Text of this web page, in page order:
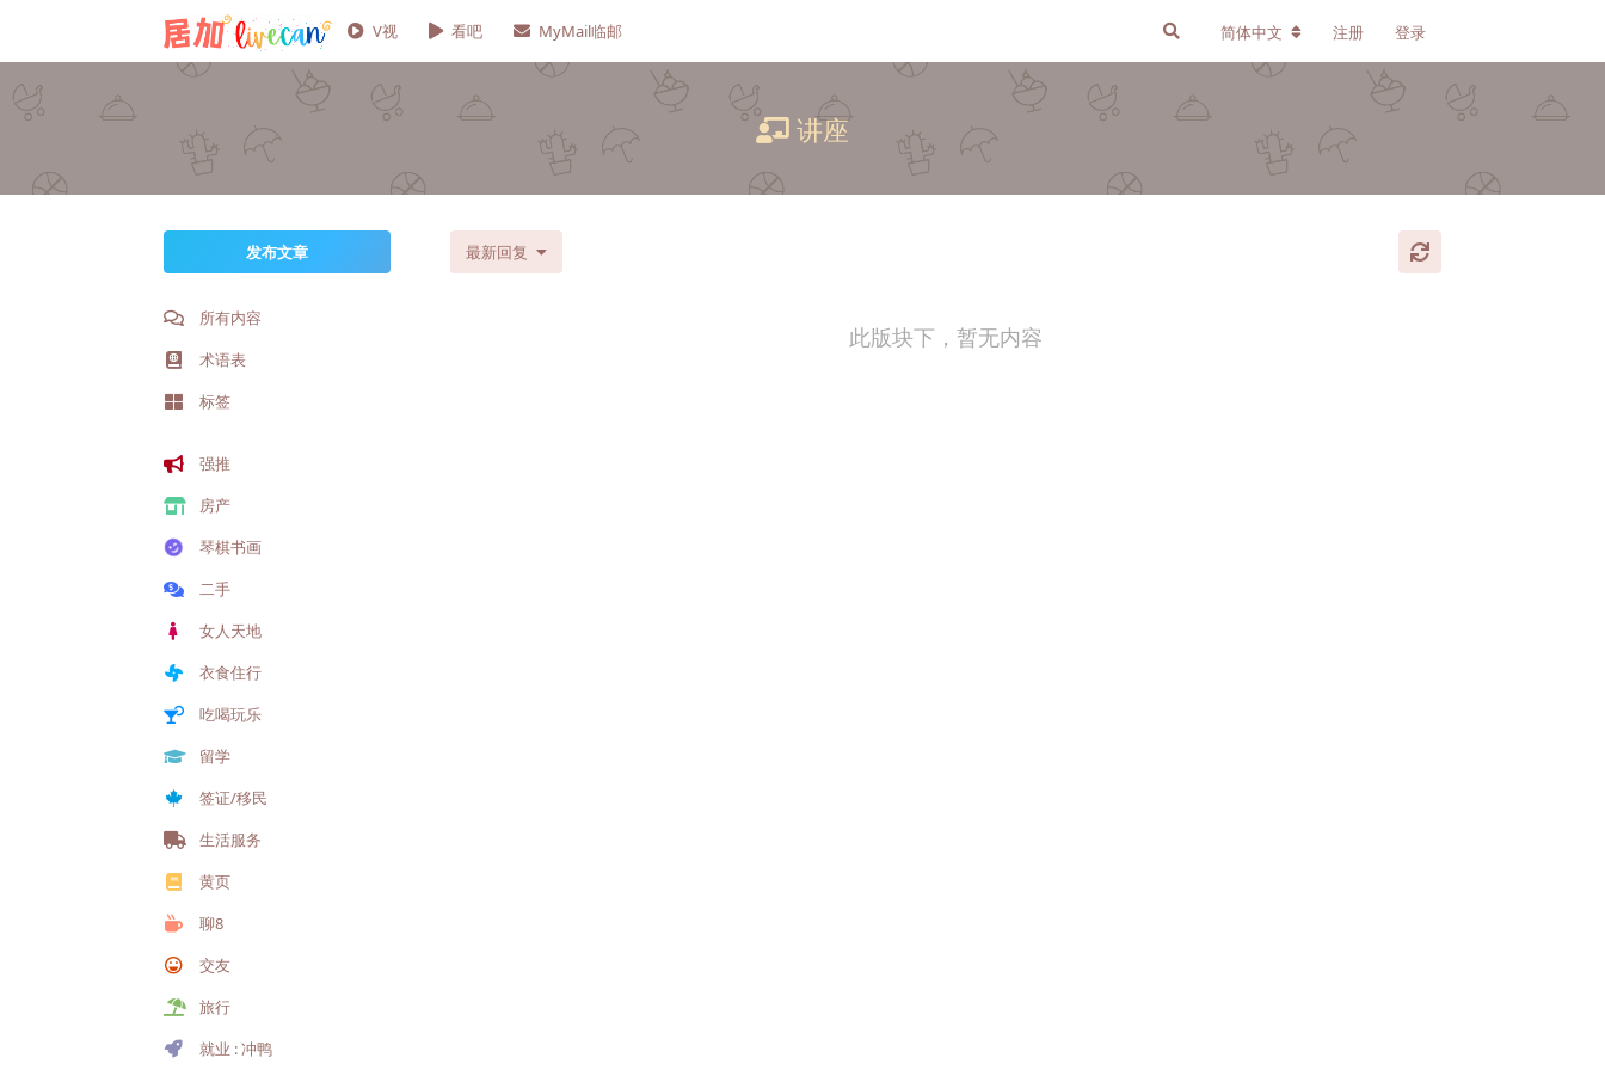
V视 看吧 MyMail临邮 简体中文 注册 登录
讲座
发布文章
所有内容
术语表
标签
强推
房产
琴棋书画
二手
女人天地
衣食住行
吃喝玩乐
留学
签证/移民
生活服务
黄页
聊8
交友
旅行
就业 : 冲鸭
最新回复
此版块下，暂无内容